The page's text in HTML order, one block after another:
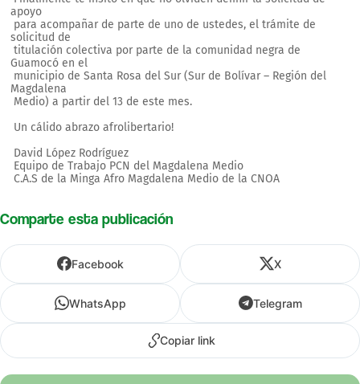
apoyo
para acompañar de parte de uno de ustedes, el trámite de
solicitud de
titulación colectiva por parte de la comunidad negra de
Guamocó en el
municipio de Santa Rosa del Sur (Sur de Bolívar – Región del
Magdalena
Medio) a partir del 13 de este mes.
Un cálido abrazo afrolibertario!
David López Rodríguez
Equipo de Trabajo PCN del Magdalena Medio
C.A.S de la Minga Afro Magdalena Medio de la CNOA
Comparte esta publicación
Facebook X
WhatsApp Telegram
Copiar link